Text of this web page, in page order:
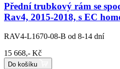
Přední trubkový rám se
Rav4, 2015-2018, s EC
RAV4-L1670-08-B od 8-14 dní
15 668,- Kč
Do košíku